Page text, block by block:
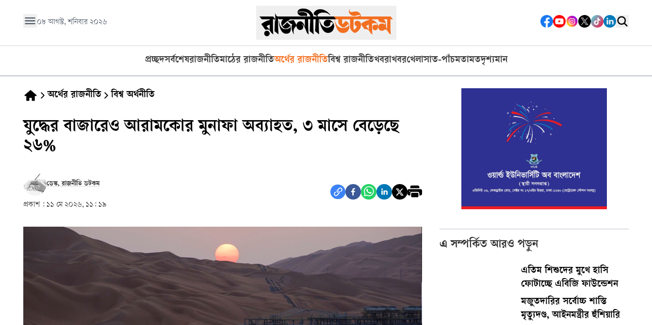
০৮ আগস্ট, শনিবার ২০২৬
প্রচ্ছদসর্বশেষরাজনীতিমাঠের রাজনীতিঅর্থের রাজনীতিবিশ্ব রাজনীতিখবরাখবরখেলাসাত-পাঁচমতামতদৃশ্যমান
অর্থের রাজনীতি বিশ্ব অর্থনীতি
যুদ্ধের বাজারেও আরামকোর মুনাফা অব্যাহত, ৩ মাসে বেড়েছে
২৬%
ডেস্ক, রাজনীতি ডটকম
প্রকাশ : ১১ মে ২০২৬, ১১: ১৯
এ সম্পর্কিত আরও পড়ুন
এতিম শিশুদের মুখে হাসি
ফোটাচ্ছে এবিজি ফাউন্ডেশন
মজুতদারির সর্বোচ্চ শাস্তি
মৃত্যুদণ্ড, আইনমন্ত্রীর হুঁশিয়ারি